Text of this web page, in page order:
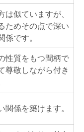
似ていますが、
ためその点で深い
です。
性質をもつ間柄で
尊敬しながら付き
係を築けます。